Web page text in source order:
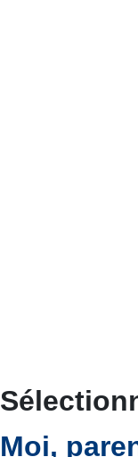
Moi,